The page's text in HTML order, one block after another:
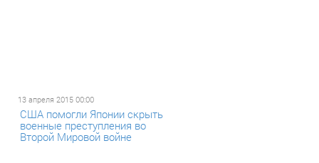
13 апреля 2015 00:00
США помогли Японии скрыть
военные преступления во
Второй Мировой войне